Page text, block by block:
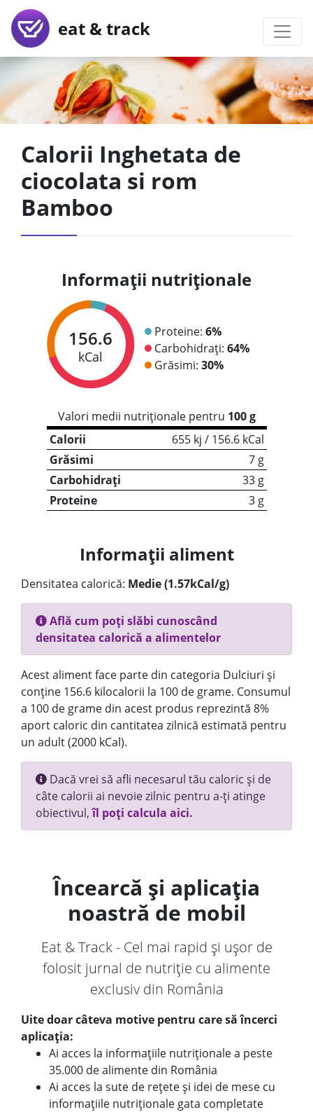
eat & track
Calorii Inghetata de
ciocolata si rom
Bamboo
Informații nutriționale
156.6
kCal
Proteine: 6%
Carbohidrați: 64%
Grăsimi: 30%
Valori medii nutriționale pentru 100 g
Calorii
655 kj / 156.6 kCal
Grăsimi
7 g
Carbohidrați
33 g
Proteine
3 g
Informații aliment
Densitatea calorică: Medie (1.57kCal/g)
Află cum poți slăbi cunoscând
densitatea calorică a alimentelor
Acest aliment face parte din categoria Dulciuri și
conține 156.6 kilocalorii la 100 de grame. Consumul
a 100 de grame din acest produs reprezintă 8%
aport caloric din cantitatea zilnică estimată pentru
un adult (2000 kCal).
Dacă vrei să afli necesarul tău caloric și de
câte calorii ai nevoie zilnic pentru a-ți atinge
obiectivul,îl poți calcula aici.
Încearcă și aplicația
noastră de mobil
Eat & Track - Cel mai rapid și ușor de
folosit jurnal de nutriție cu alimente
exclusiv din România
Uite doar câteva motive pentru care să încerci
aplicația:
Ai acces la informațiile nutriționale a peste
35.000 de alimente din România
Ai acces la sute de rețete și idei de mese cu
informațiile nutriționale gata completate